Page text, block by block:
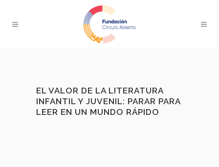
EL VALOR DE LA LITERATURA
INFANTIL Y JUVENIL: PARAR PARA
LEER EN UN MUNDO RÁPIDO